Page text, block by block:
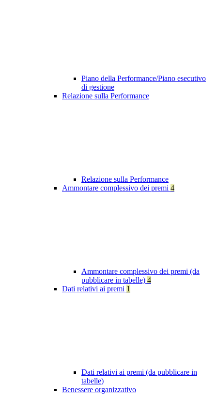
Piano della Performance/Piano esecutivo
di gestione
Relazione sulla Performance
Relazione sulla Performance
Ammontare complessivo dei premi 4
Ammontare complessivo dei premi (da
pubblicare in tabelle) 4
Dati relativi ai premi 1
Dati relativi ai premi (da pubblicare in
tabelle)
Benessere organizzativo